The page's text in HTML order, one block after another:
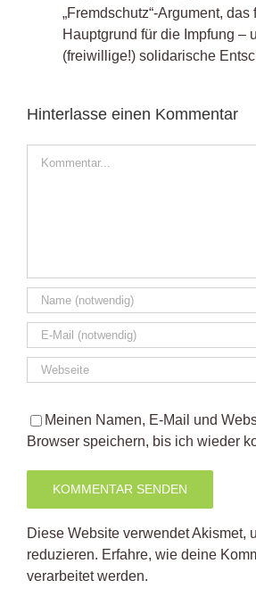
„Fremdschutz“-Argument, das
Hauptgrund für die Impfung –
(freiwillige!) solidarische
Hinterlasse einen Kommentar
Meinen Namen, E-Mail und
Browser speichern, bis ich wieder
Diese Website verwendet Akismet,
reduzieren. Erfahre, wie deine
verarbeitet werden.